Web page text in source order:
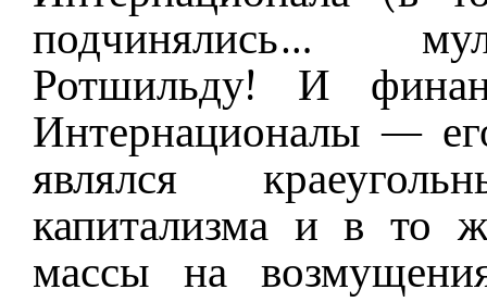
подчинялись…
Ротшильду! И
Интернационалы —
являлся
капитализма и в то
массы на